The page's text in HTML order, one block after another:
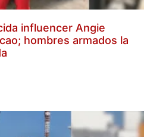
influencer Angie
hombres armados la